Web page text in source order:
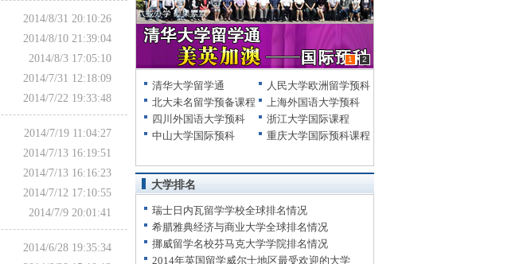
2014/8/31 20:10:26
2014/8/10 21:39:04
2014/8/3 17:05:10
2014/7/31 12:18:09
2014/7/22 19:33:48
2014/7/19 11:04:27
2014/7/13 16:19:51
2014/7/13 16:16:23
2014/7/12 17:10:55
2014/7/9 20:01:41
2014/6/28 19:35:34
1 2
清华大学留学通
人民大学欧洲留学预科
北大未名留学预备课程
上海外国语大学预科
四川外国语大学预科
浙江大学国际课程
中山大学国际预科
重庆大学国际预科课程
大学排名
瑞士日内瓦留学学校全球排名情况
希腊雅典经济与商业大学全球排名情况
挪威留学名校芬马克大学学院排名情况
2014年英国留学威尔士地区最受欢迎的大学